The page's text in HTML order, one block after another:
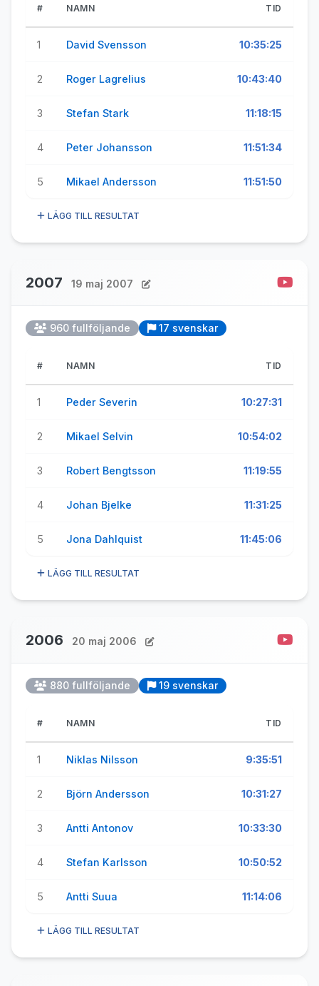
# NAMN TID
1 David Svensson 10:35:25
2 Roger Lagrelius 10:43:40
3 Stefan Stark 11:18:15
4 Peter Johansson 11:51:34
5 Mikael Andersson 11:51:50
LÄGG TILL RESULTAT
2007 19 maj 2007
960 fullföljande 17 svenskar
# NAMN TID
1 Peder Severin 10:27:31
2 Mikael Selvin 10:54:02
3 Robert Bengtsson 11:19:55
4 Johan Bjelke 11:31:25
5 Jona Dahlquist 11:45:06
LÄGG TILL RESULTAT
2006 20 maj 2006
880 fullföljande 19 svenskar
# NAMN TID
1 Niklas Nilsson 9:35:51
2 Björn Andersson 10:31:27
3 Antti Antonov 10:33:30
4 Stefan Karlsson 10:50:52
5 Antti Suua 11:14:06
LÄGG TILL RESULTAT